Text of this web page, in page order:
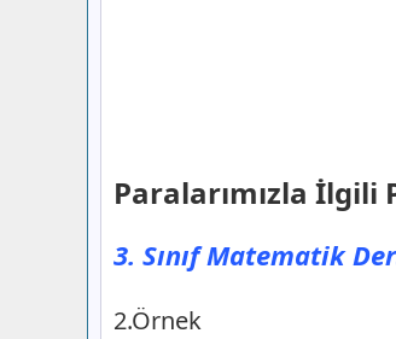
Paralarımızla İlgili
3. Sınıf Matematik
2.Örnek